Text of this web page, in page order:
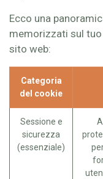
Ecco una
memorizzati sul
sito web:
Categoria
del cookie
Sessione e
sicurezza
(essenziale)